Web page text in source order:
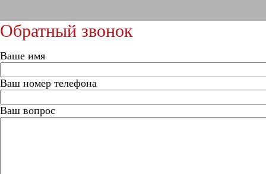
Обратный звонок
Ваше имя
Ваш номер телефона
Ваш вопрос